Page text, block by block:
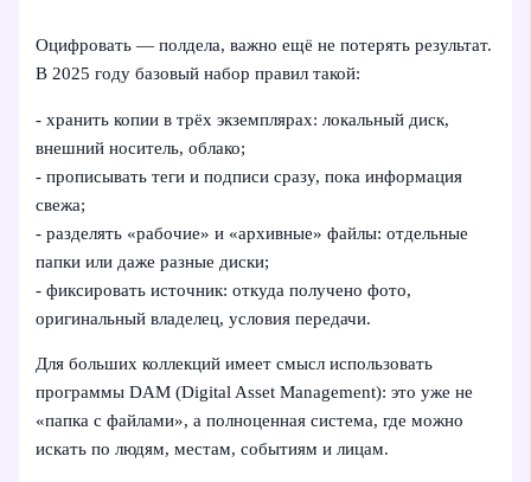
Оцифровать — полдела, важно ещё не потерять результат.
В 2025 году базовый набор правил такой:
- хранить копии в трёх экземплярах: локальный диск,
внешний носитель, облако;
- прописывать теги и подписи сразу, пока информация
свежа;
- разделять «рабочие» и «архивные» файлы: отдельные
папки или даже разные диски;
- фиксировать источник: откуда получено фото,
оригинальный владелец, условия передачи.
Для больших коллекций имеет смысл использовать
программы DAM (Digital Asset Management): это уже не
«папка с файлами», а полноценная система, где можно
искать по людям, местам, событиям и лицам.